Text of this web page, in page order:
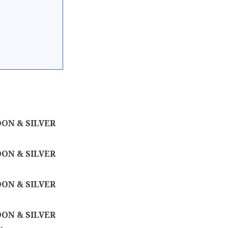
& SILVER
& SILVER
& SILVER
& SILVER